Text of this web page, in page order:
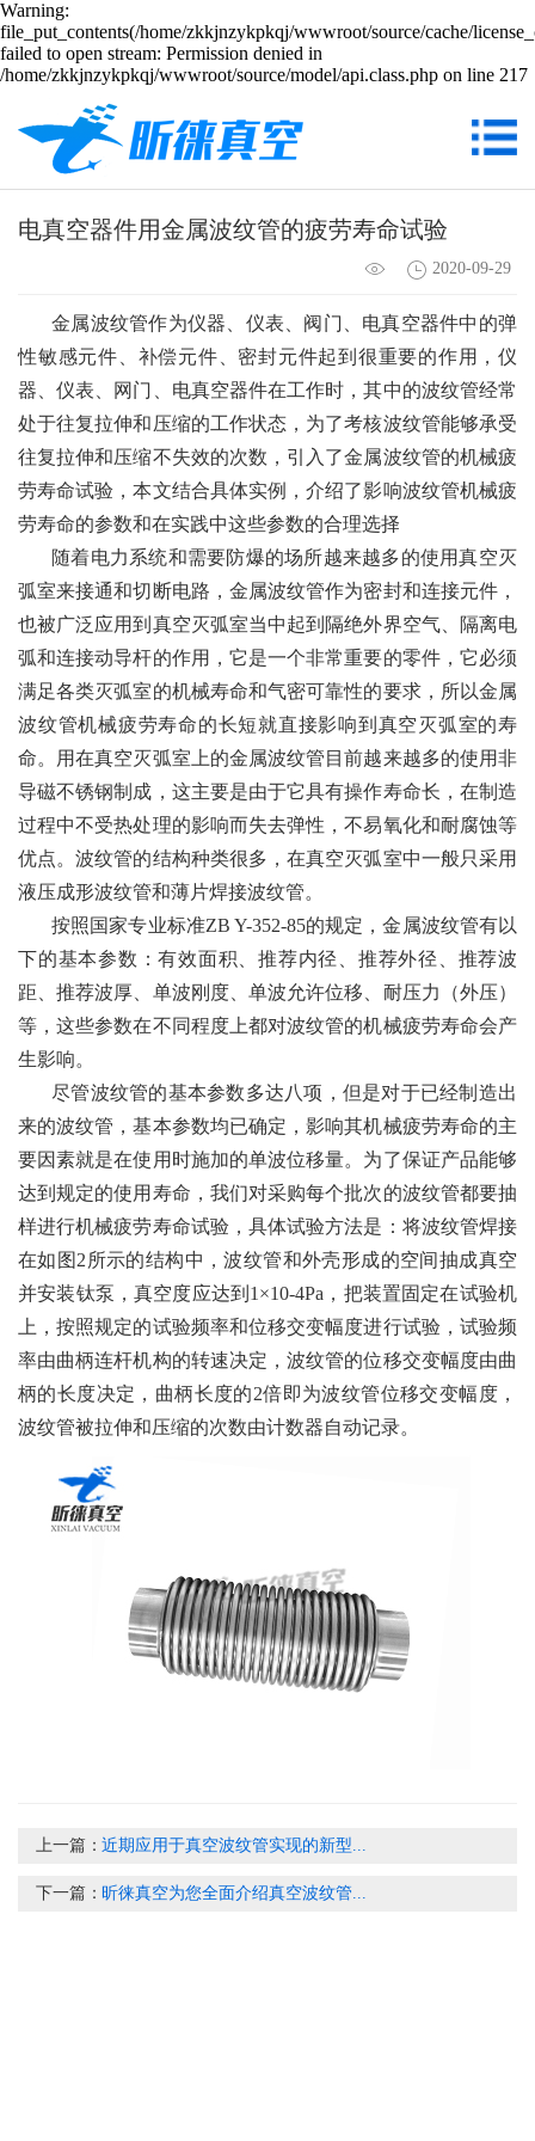
Warning:
file_put_contents(/home/zkkjnzykpkqj/wwwroot/source/cache/
failed to open stream: Permission denied in
/home/zkkjnzykpkqj/wwwroot/source/model/api.class.php on line 217
电真空器件用金属波纹管的疲劳寿命试验
2020-09-29
金属波纹管作为仪器、仪表、阀门、电真空器件中的弹
性敏感元件、补偿元件、密封元件起到很重要的作用，仪
器、仪表、网门、电真空器件在工作时，其中的波纹管经常
处于往复拉伸和压缩的工作状态，为了考核波纹管能够承受
往复拉伸和压缩不失效的次数，引入了金属波纹管的机械疲
劳寿命试验，本文结合具体实例，介绍了影响波纹管机械疲
劳寿命的参数和在实践中这些参数的合理选择
随着电力系统和需要防爆的场所越来越多的使用真空灭
弧室来接通和切断电路，金属波纹管作为密封和连接元件，
也被广泛应用到真空灭弧室当中起到隔绝外界空气、隔离电
弧和连接动导杆的作用，它是一个非常重要的零件，它必须
满足各类灭弧室的机械寿命和气密可靠性的要求，所以金属
波纹管机械疲劳寿命的长短就直接影响到真空灭弧室的寿
命。用在真空灭弧室上的金属波纹管目前越来越多的使用非
导磁不锈钢制成，这主要是由于它具有操作寿命长，在制造
过程中不受热处理的影响而失去弹性，不易氧化和耐腐蚀等
优点。波纹管的结构种类很多，在真空灭弧室中一般只采用
液压成形波纹管和薄片焊接波纹管。
按照国家专业标准ZB Y-352-85的规定，金属波纹管有以
下的基本参数：有效面积、推荐内径、推荐外径、推荐波
距、推荐波厚、单波刚度、单波允许位移、耐压力（外压）
等，这些参数在不同程度上都对波纹管的机械疲劳寿命会产
生影响。
尽管波纹管的基本参数多达八项，但是对于已经制造出
来的波纹管，基本参数均已确定，影响其机械疲劳寿命的主
要因素就是在使用时施加的单波位移量。为了保证产品能够
达到规定的使用寿命，我们对采购每个批次的波纹管都要抽
样进行机械疲劳寿命试验，具体试验方法是：将波纹管焊接
在如图2所示的结构中，波纹管和外壳形成的空间抽成真空
并安装钛泵，真空度应达到1×10-4Pa，把装置固定在试验机
上，按照规定的试验频率和位移交变幅度进行试验，试验频
率由曲柄连杆机构的转速决定，波纹管的位移交变幅度由曲
柄的长度决定，曲柄长度的2倍即为波纹管位移交变幅度，
波纹管被拉伸和压缩的次数由计数器自动记录。
上一篇：近期应用于真空波纹管实现的新型...
下一篇： 昕徕真空为您全面介绍真空波纹管...